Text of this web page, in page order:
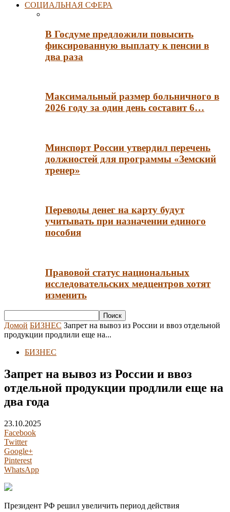
СОЦИАЛЬНАЯ СФЕРА
В Госдуме предложили повысить
фиксированную выплату к пенсии в
два раза
Максимальный размер больничного в
2026 году за один день составит 6…
Минспорт России утвердил перечень
должностей для программы «Земский
тренер»
Переводы денег на карту будут
учитывать при назначении единого
пособия
Правовой статус национальных
исследовательских медцентров хотят
изменить
Домой БИЗНЕС Запрет на вывоз из России и ввоз отдельной
продукции продлили еще на...
БИЗНЕС
Запрет на вывоз из России и ввоз
отдельной продукции продлили еще на
два года
23.10.2025
Facebook
Twitter
Google+
Pinterest
WhatsApp
Президент РФ решил увеличить период действия